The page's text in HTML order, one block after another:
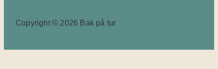
Copyright © 2026 Bak på tur